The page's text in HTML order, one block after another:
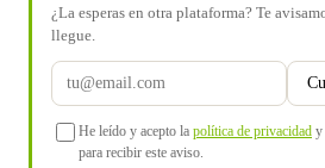
¿La esperas en otra plataforma? Te
llegue.
He leído y acepto la política de privacidad y
para recibir este aviso.